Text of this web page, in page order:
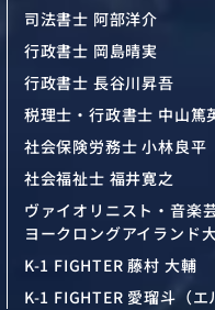
司法書士 阿部洋介
行政書士 岡島晴実
行政書士 長谷川昇吾
税理士・行政書士 中山篤
社会保険労務士 小林良平
社会福祉士 福井寛之
ヴァイオリニスト・音楽
ヨークロングアイランド
K-1 FIGHTER 藤村 大輔
K-1 FIGHTER 愛瑠斗（エ